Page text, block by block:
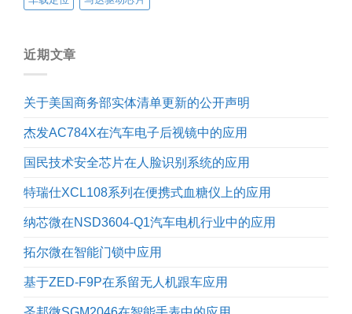
近期文章
关于美国商务部实体清单更新的公开声明
杰发AC784X在汽车电子后视镜中的应用
国民技术安全芯片在人脸识别系统的应用
特瑞仕XCL108系列在便携式血糖仪上的应用
纳芯微在NSD3604-Q1汽车电机行业中的应用
拓尔微在智能门锁中应用
基于ZED-F9P在系留无人机跟车应用